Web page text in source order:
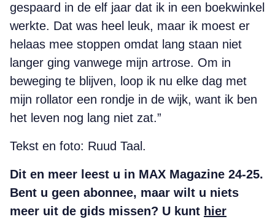
gespaard in de elf jaar dat ik in een boekwinkel
werkte. Dat was heel leuk, maar ik moest er
helaas mee stoppen omdat lang staan niet
langer ging vanwege mijn artrose. Om in
beweging te blijven, loop ik nu elke dag met
mijn rollator een rondje in de wijk, want ik ben
het leven nog lang niet zat.”
Tekst en foto: Ruud Taal.
Dit en meer leest u in MAX Magazine 24-25.
Bent u geen abonnee, maar wilt u niets
meer uit de gids missen? U kunt hier